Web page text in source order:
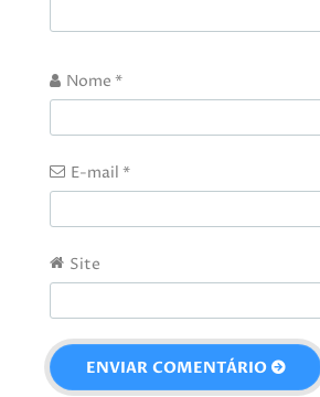
Nome *
E-mail *
Site